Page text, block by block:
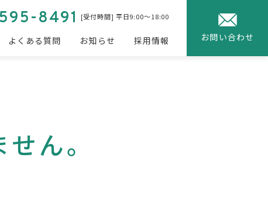
8491 [受付時間] 平日9:00〜18:00
よくある質問 お知らせ 採用情報 お問い合わせ
ん。